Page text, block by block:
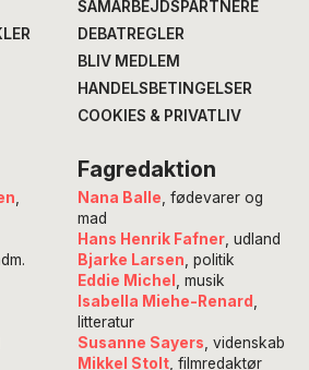
SAMARBEJDSPARTNERE
DEBATREGLER
BLIV MEDLEM
HANDELSBETINGELSER
COOKIES & PRIVATLIV
,
Fagredaktion
Nana Balle, fødevarer og
mad
Hans Henrik Fafner, udland
Bjarke Larsen, politik
Eddie Michel , musik
Isabella Miehe-Renard ,
litteratur
Susanne Sayers, videnskab
Mikkel Stolt, filmredaktør